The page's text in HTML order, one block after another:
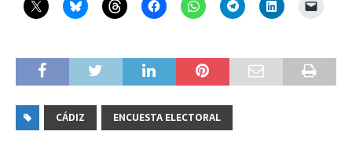
CÁDIZ ENCUESTA ELECTORAL